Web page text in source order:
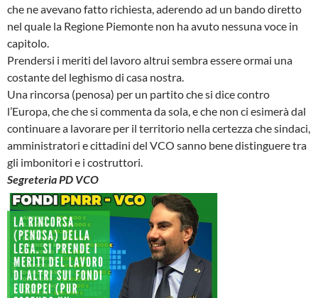
che ne avevano fatto richiesta, aderendo ad un bando diretto
nel quale la Regione Piemonte non ha avuto nessuna voce in
capitolo.
Prendersi i meriti del lavoro altrui sembra essere ormai una
costante del leghismo di casa nostra.
Una rincorsa (penosa) per un partito che si dice contro
l’Europa, che che si commenta da sola, e che non ci esimerà dal
continuare a lavorare per il territorio nella certezza che sindaci,
amministratori e cittadini del VCO sanno bene distinguere tra
gli imbonitori e i costruttori.
Segreteria PD VCO